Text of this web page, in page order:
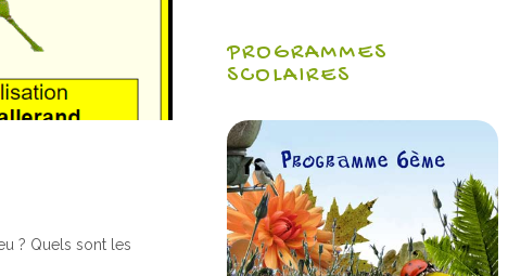
? Quels sont les
PROGRAMMES
SCOLAIRES